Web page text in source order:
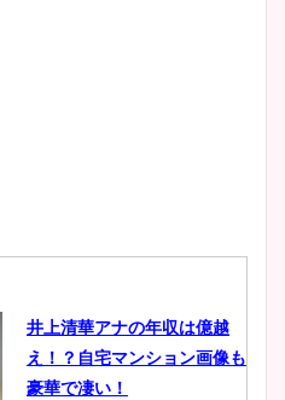
井上清華アナの年収は億越
え！？自宅マンション画像も
豪華で凄い！